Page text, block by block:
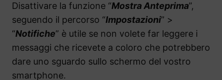
Disattivare la funzione “Mostra Anteprima”,
seguendo il percorso “Impostazioni” >
“Notifiche” è utile se non volete far leggere i
messaggi che ricevete a coloro che potrebbero
dare uno sguardo sullo schermo del vostro
smartphone.